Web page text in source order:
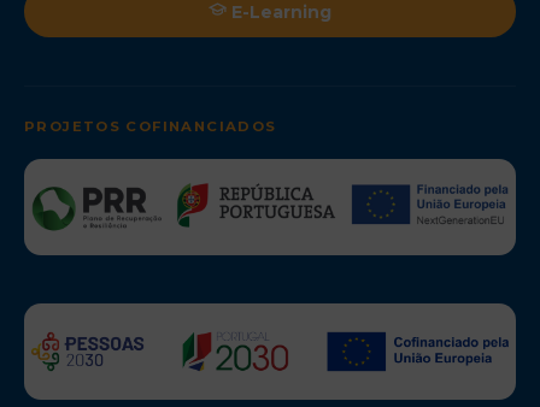
E-Learning
PROJETOS COFINANCIADOS